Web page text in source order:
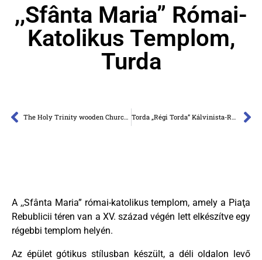
,,Sfânta Maria” Római-
Katolikus Templom,
Turda
The Holy Trinity wooden Church of Agârbiciu Torda „Régi Torda” Kálvinista-Református templom
A ,,Sfânta Maria” római-katolikus templom, amely a Piaţa
Rebublicii téren van a XV. század végén lett elkészítve egy
régebbi templom helyén.
Az épület gótikus stílusban készült, a déli oldalon levő